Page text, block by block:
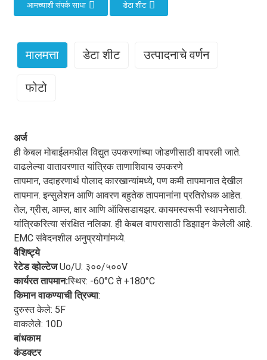
आमच्याशी संपर्क साधा डेटा शीट
मालमत्ता डेटा शीट उत्पादनाचे वर्णन
फोटो
अर्ज
ही केबल मोबाईलमधील विद्युत उपकरणांच्या जोडणीसाठी वापरली जाते.
वाढलेल्या वातावरणात यांत्रिक ताणाशिवाय उपकरणे
तापमान, उदाहरणार्थ पोलाद कारखान्यांमध्ये, पण कमी तापमानात देखील
तापमान. इन्सुलेशन आणि आवरण बहुतेक तापमानांना प्रतिरोधक आहेत.
तेल, ग्रीस, आम्ल, क्षार आणि ऑक्सिडायझर. कायमस्वरूपी स्थापनेसाठी.
यांत्रिकरित्या संरक्षित नलिका. ही केबल वापरासाठी डिझाइन केलेली आहे.
EMC संवेदनशील अनुप्रयोगांमध्ये.
वैशिष्ट्ये
रेटेड व्होल्टेजUo/U: ३००/५००V
कार्यरत तापमान:स्थिर: -60°C ते +180°C
किमान वाकण्याची त्रिज्या:
दुरुस्त केले: 5F
वाकलेले: 10D
बांधकाम
कंडक्टर
SiHFC 180 केबलहे इलेक्ट्रिकल वायरिंगच्या क्षेत्रातील एक
अत्याधुनिक नवोपक्रम आहे, जे आधुनिक औद्योगिक आणि व्यावसायिक
वापराच्या गरजा पूर्ण करण्यासाठी डिझाइन केलेले आहे. ही उच्च-कार्यक्षम
केबल अनेक वैशिष्ट्यांसह तयार केली आहे, जी तिला पारंपरिक वायरिंग
उपायांपेक्षा वेगळे ठरवतात, ज्यामुळे ती विविध प्रकारच्या इलेक्ट्रिकल
इन्स्टॉलेशन्ससाठी एक आदर्श पर्याय ठरते. तिच्या अपवादात्मक
टिकाऊपणापासून ते उत्कृष्ट वाहकतेपर्यंत, ही केबल अनेक वैशिष्ट्ये प्रदान
करते.SiHFC 180 केबल
कार्यक्षम इलेक्ट्रिकल वायरिंग सोल्यूशन्स शोधणाऱ्या व्यावसायिकांसाठी हा
एक उत्कृष्ट पर्याय ठरतो.
सर्वात उल्लेखनीय वैशिष्ट्यांपैकी एक
म्हणजे याचा अपवादात्मक टिकाऊपणा. उच्च-गुणवत्तेच्या सामग्रीने आणि
प्रगत उत्पादन तंत्रांनी बनवलेली ही केबल, आव्हानात्मक औद्योगिक
वातावरणातील कठोर परिस्थितीला तोंड देण्यासाठी तयार केली आहे. याची
मजबूत रचना घर्षण, आघात आणि कठोर पर्यावरणीय परिस्थितीला